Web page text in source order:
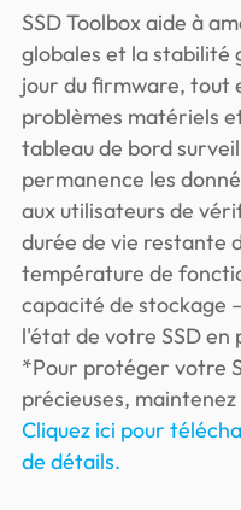
SSD Toolbox aide à
globales et la stabilité
jour du firmware, tout
problèmes matériels
tableau de bord
permanence les
aux utilisateurs de
durée de vie restante
température de
capacité de stockage
l'état de votre SSD en
*Pour protéger votre
précieuses,
Cliquez ici pour
de détails.